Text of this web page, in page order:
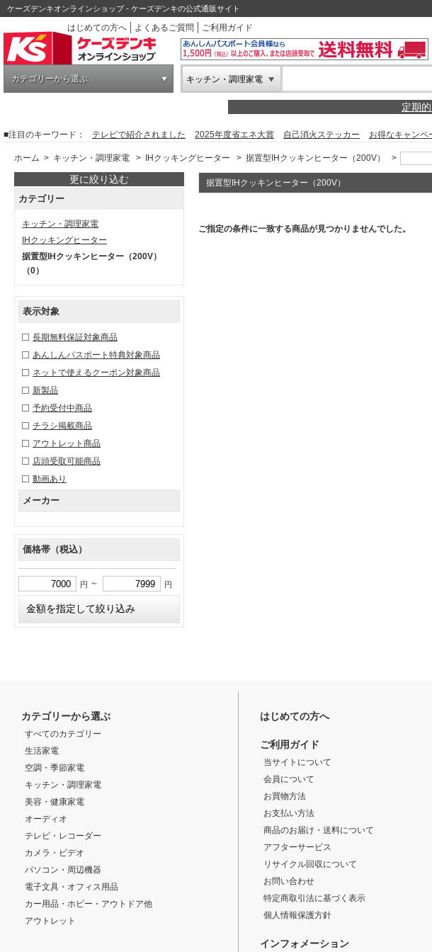
ケーズデンキオンラインショップ - ケーズデンキの公式通販サイト
はじめての方へ
よくあるご質問 ご利用ガイド
カテゴリーから選ぶ キッチン・調理家電
定期
■注目のキーワード： テレビで紹介されました 2025年度省エネ大賞 自己消火ステッカー お得なキャンペ
ホーム > キッチン・調理家電 > IHクッキングヒーター > 据置型IHクッキンヒーター（200V） >
更に絞り込む
カテゴリー
キッチン・調理家電
IHクッキングヒーター
据置型IHクッキンヒーター（200V）
（0）
表示対象
長期無料保証対象商品
あんしんパスポート特典対象商品
ネットで使えるクーポン対象商品
新製品
予約受付中商品
チラシ掲載商品
アウトレット商品
店頭受取可能商品
動画あり
メーカー
価格帯（税込）
円 ～ 円
据置型IHクッキンヒーター（200V）
ご指定の条件に一致する商品が見つかりませんでした。
カテゴリーから選ぶ
すべてのカテゴリー
生活家電
空調・季節家電
キッチン・調理家電
美容・健康家電
オーディオ
テレビ・レコーダー
カメラ・ビデオ
パソコン・周辺機器
電子文具・オフィス用品
カー用品・ホビー・アウトドア他
アウトレット
はじめての方へ
ご利用ガイド
当サイトについて
会員について
お買物方法
お支払い方法
商品のお届け・送料について
アフターサービス
リサイクル回収について
お問い合わせ
特定商取引法に基づく表示
個人情報保護方針
インフォメーション